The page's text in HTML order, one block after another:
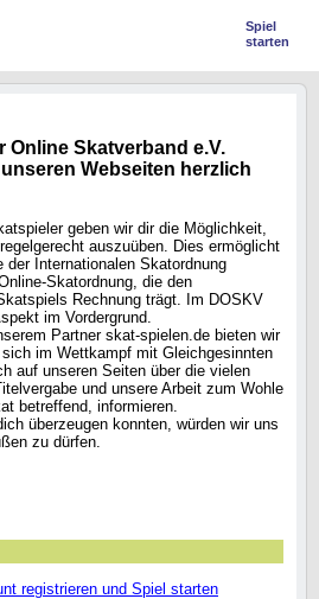
Spiel
starten
Online Skatverband e.V.
Webseiten herzlich
geben wir dir die Möglichkeit,
auszuüben. Dies ermöglicht
der Internationalen Skatordnung
Skatordnung, die den
Rechnung trägt. Im DOSKV
im Vordergrund.
Partner skat-spielen.de bieten wir
im Wettkampf mit Gleichgesinnten
auf unseren Seiten über die vielen
und unsere Arbeit zum Wohle
betreffend, informieren.
überzeugen konnten, würden wir uns
zu dürfen.
registrieren und Spiel starten